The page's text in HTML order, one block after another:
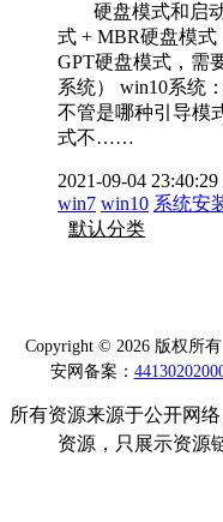
硬盘模式和启
式 + MBR硬盘模
GPT硬盘模式，需
系统） win10系统
不管是哪种引导模
式不……
2021-09-04 23:40:29
win7 win10 系统安
默认分类
Copyright © 2026 版权所有
安网备案：
所有资源来源于公开网
资源，只展示资源